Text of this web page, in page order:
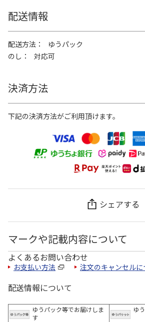
配送情報
配送方法
ゆうパック
のし
対応可
決済方法
下記の決済方法がご利用頂けます。
シェアする
マークや記載内容について
よくあるお問い合わせ
お支払い方法 注文のキャンセルに
配送情報について
ゆうパック等でお届けしま
す
ゆ